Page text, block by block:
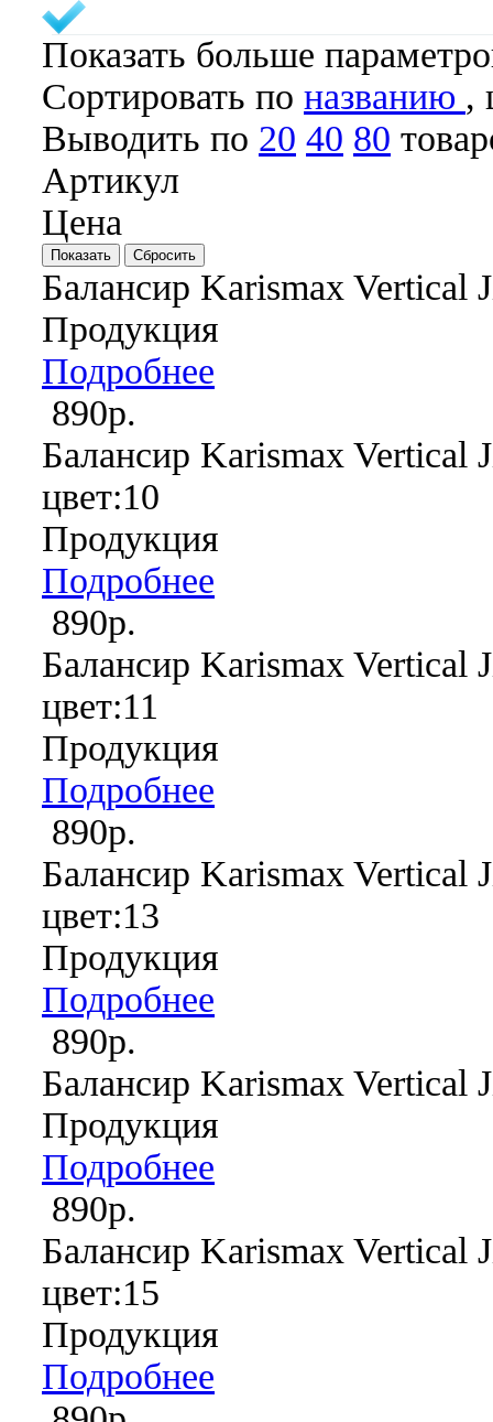
Показать больше
Cортировать по названию ,
Выводить по 20 40 80
Артикул
Цена
Балансир Karismax Vertical
Продукция
Подробнее
890р.
Балансир Karismax Vertical
цвет:10
Продукция
Подробнее
890р.
Балансир Karismax Vertical
цвет:11
Продукция
Подробнее
890р.
Балансир Karismax Vertical
цвет:13
Продукция
Подробнее
890р.
Балансир Karismax Vertical
Продукция
Подробнее
890р.
Балансир Karismax Vertical
цвет:15
Продукция
Подробнее